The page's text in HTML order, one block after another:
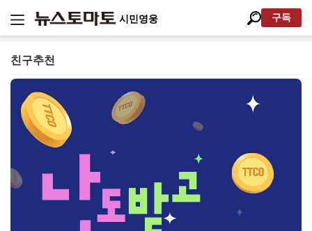
시민영웅 구독
친구추천